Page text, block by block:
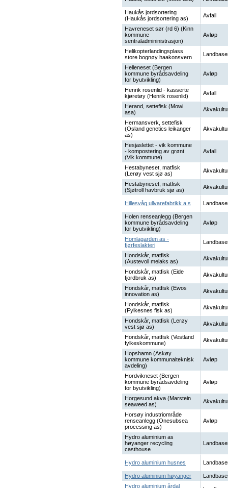
Haukås jordsortering
(Haukås jordsortering as)
Avfall
Havreneset sør (rd 6) (Kinn
kommune
sentraladmininistrasjon)
Avløp
Helikopterlandingsplass
store bognøy haakonsvern
Helleneset (Bergen
kommune byrådsavdeling
for byutvikling)
Avløp
Henrik rosenlid - kasserte
kjøretøy (Henrik rosenlid)
Avfall
Herand, settefisk (Mowi
asa)
Hermansverk, settefisk
(Osland genetics leikanger
as)
Hesjaslettet - vik kommune
- kompostering av grønt
(Vik kommune)
Avfall
Hestabyneset, matfisk
(Lerøy vest sjø as)
Hestabyneset, matfisk
(Sjøtroll havbruk sjø as)
Hillesvåg ullvarefabrikk a.s
Holen renseanlegg (Bergen
kommune byrådsavdeling
for byutvikling)
Avløp
Homlagarden as -
fjørfeslakteri
Hondskår, matfisk
(Austevoll melaks as)
Hondskår, matfisk (Eide
fjordbruk as)
Hondskår, matfisk (Ewos
innovation as)
Hondskår, matfisk
(Fylkesnes fisk as)
Hondskår, matfisk (Lerøy
vest sjø as)
Hondskår, matfisk (Vestland
fylkeskommune)
Hopshamn (Askøy
kommune kommunalteknisk
avdeling)
Avløp
Hordvikneset (Bergen
kommune byrådsavdeling
for byutvikling)
Avløp
Horgesund akva (Marstein
seaweed as)
Horsøy industriområde
renseanlegg (Onesubsea
processing as)
Avløp
Hydro aluminium as
høyanger recycling
casthouse
Hydro aluminium husnes
Hydro aluminium høyanger
Hydro aluminium årdal